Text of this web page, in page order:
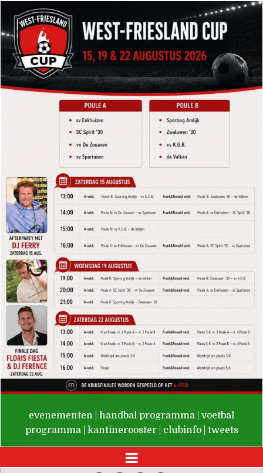
De Valken
evenementen handbal programma
voetbal
programma
kantinerooster clubinfo tweets